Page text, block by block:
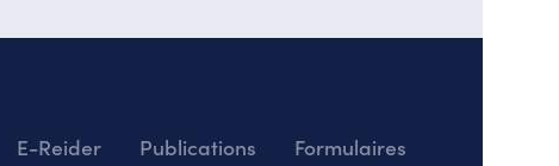
E-Reider Publications Formulaires